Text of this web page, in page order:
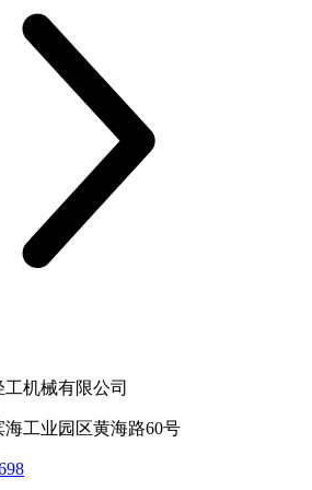
机械有限公司
工业园区黄海路60号